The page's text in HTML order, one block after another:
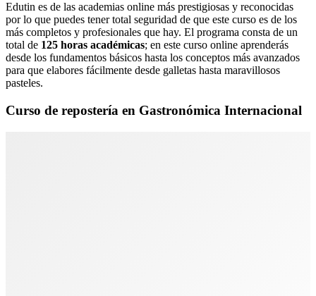
Edutin es de las academias online más prestigiosas y reconocidas
por lo que puedes tener total seguridad de que este curso es de los
más completos y profesionales que hay. El programa consta de un
total de 125 horas académicas; en este curso online aprenderás
desde los fundamentos básicos hasta los conceptos más avanzados
para que elabores fácilmente desde galletas hasta maravillosos
pasteles.
Curso de repostería en Gastronómica Internacional